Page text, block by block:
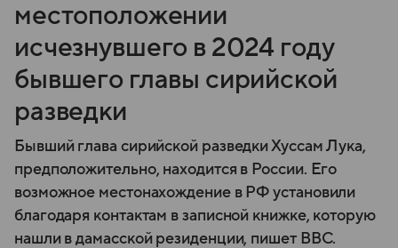
местоположении
исчезнувшего в 2024 году
бывшего главы сирийской
разведки
Бывший глава сирийской разведки Хуссам Лука,
предположительно, находится в России. Его
возможное местонахождение в РФ установили
благодаря контактам в записной книжке, которую
нашли в дамасской резиденции, пишет BBC.